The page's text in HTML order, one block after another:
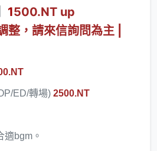
1500.NT up
整，請來信詢問為主 |
ED/轉場) 2500.NT
適bgm。